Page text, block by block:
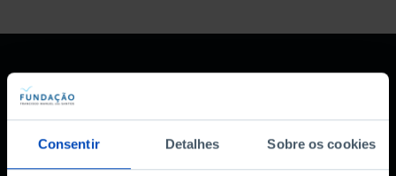
Consentir Detalhes Sobre os cookies